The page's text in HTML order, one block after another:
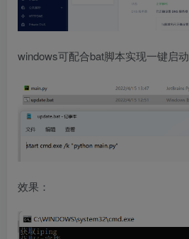
windows可配合bat脚本实现一键启动
效果：